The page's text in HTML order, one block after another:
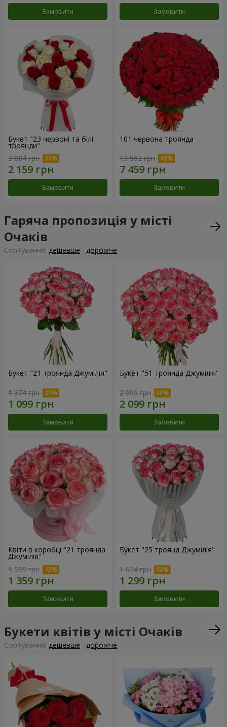
Замовити Замовити
Букет "23 червоні та білі
троянди"
3 084 грн
Замовити
101 червона троянда
13 562 грн
Замовити
Гаряча пропозиція у місті
Очаків
Сортування: дешевше дорожче
Букет "21 троянда Джумілія"
1 374 грн
Замовити
Букет "51 троянда Джумілія"
2 999 грн
Замовити
Квіти в коробці "21 троянда
Джумілія"
1 599 грн
Замовити
Букет "25 троянд Джумілія"
1 624 грн
Замовити
Букети квітів у місті Очаків
Сортування: дешевше дорожче